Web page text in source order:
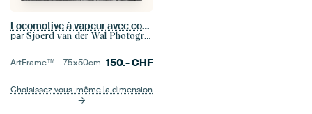
Locomotive à vapeur avec couleur rouge sélective
par Sjoerd van der Wal Photographie
ArtFrame™ –75×50cm 150.-CHF
Choisissez vous-même la dimension